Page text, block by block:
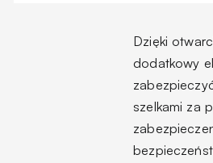
Dzięki
dodatkowy
szelkami za